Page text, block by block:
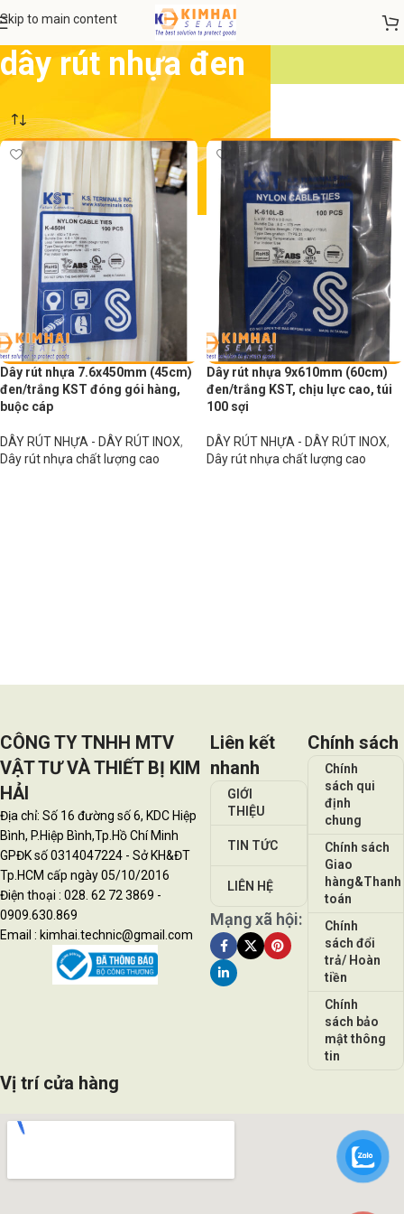
Skip to main content
dây rút nhựa đen
Dây rút nhựa 7.6x450mm (45cm)
đen/trắng KST đóng gói hàng,
buộc cáp
DÂY RÚT NHỰA - DÂY RÚT INOX,
Dây rút nhựa chất lượng cao
Dây rút nhựa 9x610mm (60cm)
đen/trắng KST, chịu lực cao, túi
100 sợi
DÂY RÚT NHỰA - DÂY RÚT INOX,
Dây rút nhựa chất lượng cao
CÔNG TY TNHH MTV
VẬT TƯ VÀ THIẾT BỊ KIM
HẢI
Địa chỉ: Số 16 đường số 6, KDC Hiệp
Bình, P.Hiệp Bình,Tp.Hồ Chí Minh
GPĐK số 0314047224 - Sở KH&ĐT
Tp.HCM cấp ngày 05/10/2016
Điện thoại : 028. 62 72 3869 -
0909.630.869
Email : kimhai.technic@gmail.com
Liên kết
nhanh
GIỚI
THIỆU
TIN TỨC
LIÊN HỆ
Mạng xã hội:
Chính sách
Chính
sách qui
định
chung
Chính sách
Giao
hàng&Thanh
toán
Chính
sách đổi
trả/ Hoàn
tiền
Chính
sách bảo
mật thông
tin
Vị trí cửa hàng